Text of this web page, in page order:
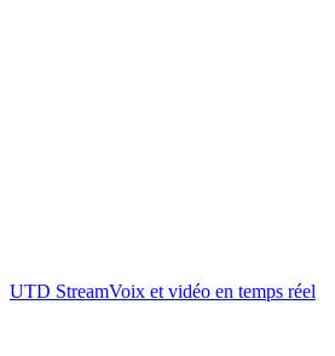
UTD StreamVoix et vidéo en temps réel